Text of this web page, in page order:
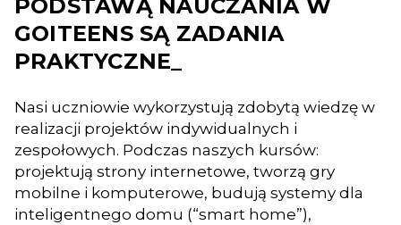
PODSTAWĄ NAUCZANIA W
GOITEENS SĄ ZADANIA
PRAKTYCZNE_
Nasi uczniowie wykorzystują zdobytą wiedzę w
realizacji projektów indywidualnych i
zespołowych. Podczas naszych kursów:
projektują strony internetowe, tworzą gry
mobilne i komputerowe, budują systemy dla
inteligentnego domu (“smart home”),